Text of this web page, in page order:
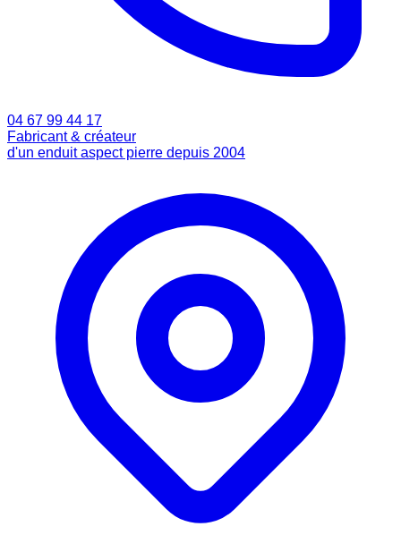
04 67 99 44 17
Fabricant & créateur
d'un enduit aspect pierre depuis 2004